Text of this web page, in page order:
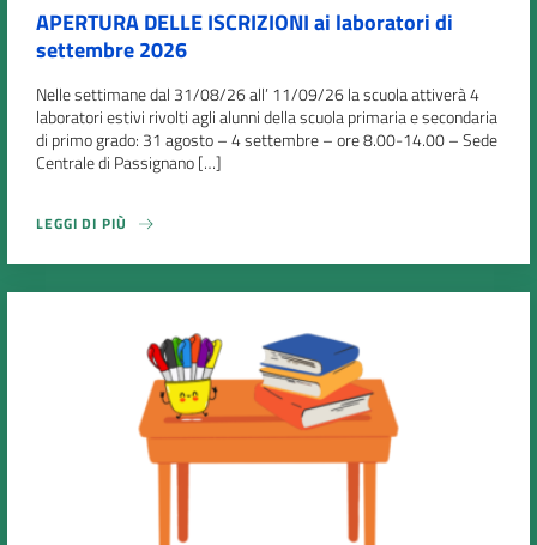
APERTURA DELLE ISCRIZIONI ai laboratori di
settembre 2026
Nelle settimane dal 31/08/26 all’ 11/09/26 la scuola attiverà 4
laboratori estivi rivolti agli alunni della scuola primaria e secondaria
di primo grado: 31 agosto – 4 settembre – ore 8.00-14.00 – Sede
Centrale di Passignano […]
LEGGI DI PIÙ